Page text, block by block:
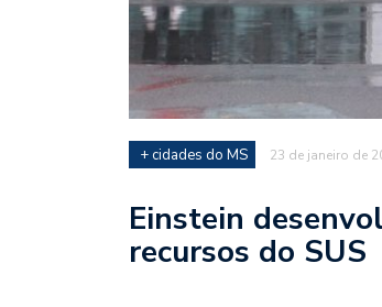
+ cidades do MS 23 de janeiro de
Einstein
recursos do SUS